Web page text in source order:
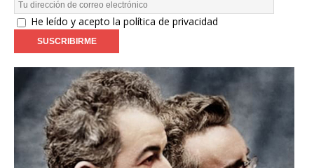
He leído y acepto la política de privacidad